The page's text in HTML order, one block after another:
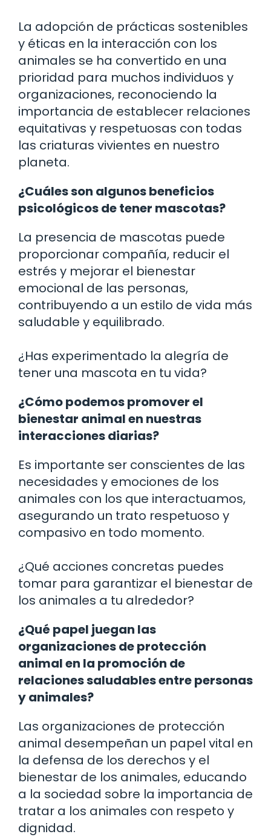
La adopción de prácticas sostenibles
y éticas en la interacción con los
animales se ha convertido en una
prioridad para muchos individuos y
organizaciones, reconociendo la
importancia de establecer relaciones
equitativas y respetuosas con todas
las criaturas vivientes en nuestro
planeta.
¿Cuáles son algunos beneficios
psicológicos de tener mascotas?
La presencia de mascotas puede
proporcionar compañía, reducir el
estrés y mejorar el bienestar
emocional de las personas,
contribuyendo a un estilo de vida más
saludable y equilibrado.
¿Has experimentado la alegría de
tener una mascota en tu vida?
¿Cómo podemos promover el
bienestar animal en nuestras
interacciones diarias?
Es importante ser conscientes de las
necesidades y emociones de los
animales con los que interactuamos,
asegurando un trato respetuoso y
compasivo en todo momento.
¿Qué acciones concretas puedes
tomar para garantizar el bienestar de
los animales a tu alrededor?
¿Qué papel juegan las
organizaciones de protección
animal en la promoción de
relaciones saludables entre personas
y animales?
Las organizaciones de protección
animal desempeñan un papel vital en
la defensa de los derechos y el
bienestar de los animales, educando
a la sociedad sobre la importancia de
tratar a los animales con respeto y
dignidad.